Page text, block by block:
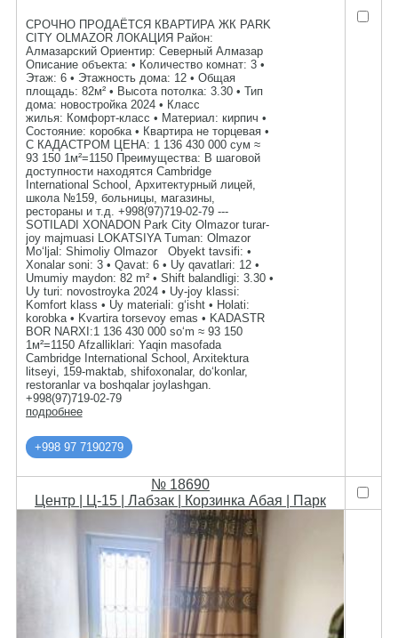
СРОЧНО ПРОДАЁТСЯ КВАРТИРА ЖК PARK
CITY OLMAZOR ЛОКАЦИЯ Район:
Алмазарский Ориентир: Северный Алмазар
Описание объекта: • Количество комнат: 3 •
Этаж: 6 • Этажность дома: 12 • Общая
площадь: 82м² • Высота потолка: 3.30 • Тип
дома: новостройка 2024 • Класс
жилья: Комфорт-класс • Материал: кирпич •
Состояние: коробка • Квартира не торцевая •
С КАДАСТРОМ ЦЕНА: 1 136 430 000 сум ≈
93 150 1м²=1150 Преимущества: В шаговой
доступности находятся Cambridge
International School, Архитектурный лицей,
школа №159, больницы, магазины,
рестораны и т.д. +998(97)719-02-79 ---
SOTILADI XONADON Park City Olmazor turar-
joy majmuasi LOKATSIYA Tuman: Olmazor
Mo‘ljal: Shimoliy Olmazor Obyekt tavsifi: •
Xonalar soni: 3 • Qavat: 6 • Uy qavatlari: 12 •
Umumiy maydon: 82 m² • Shift balandligi: 3.30 •
Uy turi: novostroyka 2024 • Uy-joy klassi:
Komfort klass • Uy materiali: g‘isht • Holati:
korobka • Kvartira torsevoy emas • KADASTR
BOR NARXI:1 136 430 000 so‘m ≈ 93 150
1м²=1150 Afzalliklari: Yaqin masofada
Cambridge International School, Arxitektura
litseyi, 159-maktab, shifoxonalar, do‘konlar,
restoranlar va boshqalar joylashgan.
+998(97)719-02-79
подробнее
+998 97 7190279
№ 18690
Центр | Ц-15 | Лабзак | Корзинка Абая | Парк